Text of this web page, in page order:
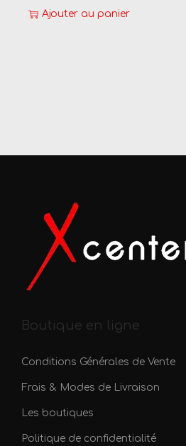
Ajouter au panier
Boutique en ligne
Conditions Générales de Vente
Frais & Modes de Livraison
Les boutiques
Politique de confidentialité